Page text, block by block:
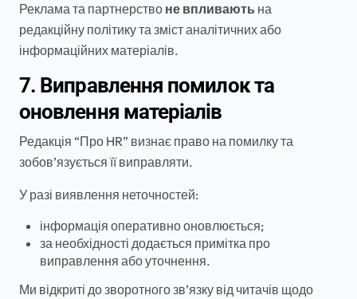
Реклама та партнерство не впливають на
редакційну політику та зміст аналітичних або
інформаційних матеріалів.
7. Виправлення помилок та
оновлення матеріалів
Редакція “Про HR” визнає право на помилку та
зобов’язується її виправляти.
У разі виявлення неточностей:
інформація оперативно оновлюється;
за необхідності додається примітка про
виправлення або уточнення.
Ми відкриті до зворотного зв’язку від читачів щодо